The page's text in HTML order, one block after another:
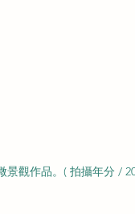
景觀作品。( 拍攝年分 /